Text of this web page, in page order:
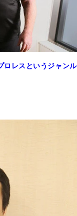
ロレスというジャンル